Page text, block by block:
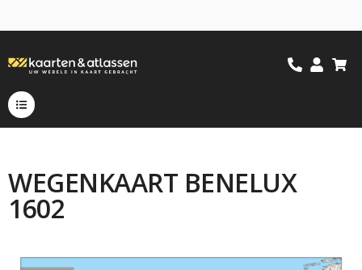
WEGENKAART BENELUX
1602